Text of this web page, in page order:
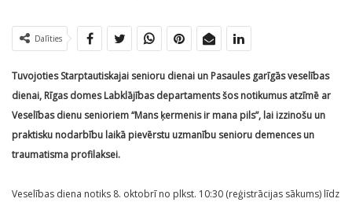
Dalīties
Tuvojoties Starptautiskajai senioru dienai un Pasaules garīgās veselības
dienai, Rīgas domes Labklājības departaments šos notikumus atzīmē ar
Veselības dienu senioriem “Mans ķermenis ir mana pils”, lai izzinošu un
praktisku nodarbību laikā pievērstu uzmanību senioru demences un
traumatisma profilaksei.
Veselības diena notiks 8. oktobrī no plkst. 10:30 (reģistrācijas sākums) līdz